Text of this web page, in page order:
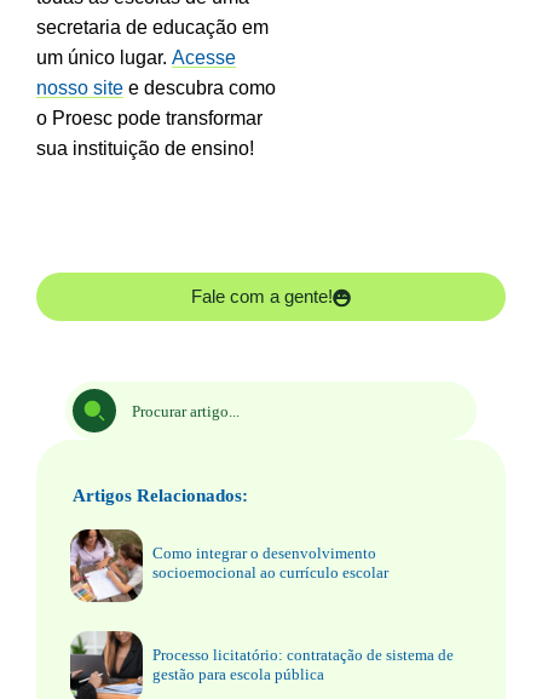
secretaria de educação em
um único lugar. Acesse
nosso site e descubra como
o Proesc pode transformar
sua instituição de ensino!
Fale com a gente!
Artigos Relacionados:
Como integrar o desenvolvimento
socioemocional ao currículo escolar
Processo licitatório: contratação de sistema de
gestão para escola pública